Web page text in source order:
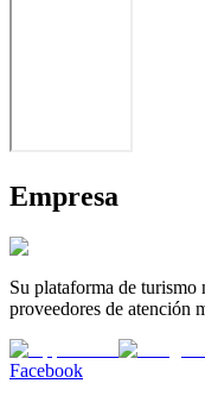
Empresa
Su plataforma de turismo
proveedores de atención
Facebook